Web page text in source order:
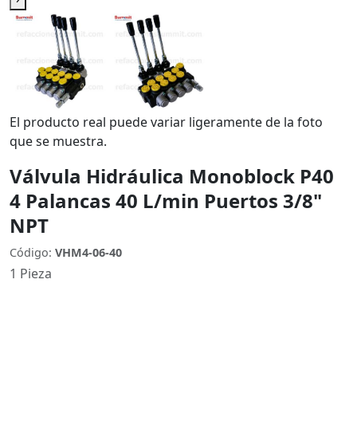
El producto real puede variar ligeramente de la foto
que se muestra.
Válvula Hidráulica Monoblock P40
4 Palancas 40 L/min Puertos 3/8"
NPT
Código: VHM4-06-40
1 Pieza